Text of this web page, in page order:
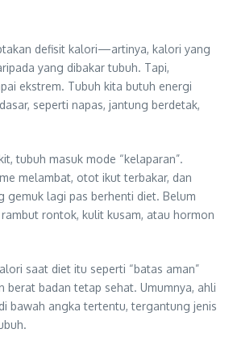
defisit kalori—artinya, kalori yang
yang dibakar tubuh. Tapi,
ekstrem. Tubuh kita butuh energi
seperti napas, jantung berdetak,
tubuh masuk mode “kelaparan”.
melambat, otot ikut terbakar, dan
gemuk lagi pas berhenti diet. Belum
rontok, kulit kusam, atau hormon
saat diet itu seperti “batas aman”
berat badan tetap sehat. Umumnya, ahli
bawah angka tertentu, tergantung jenis